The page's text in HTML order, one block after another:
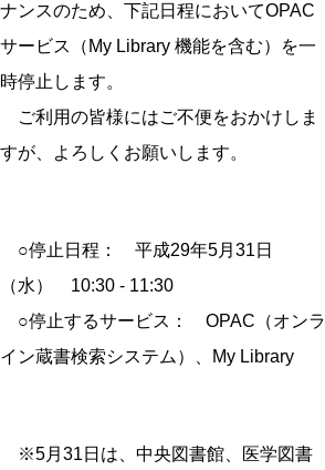
ナンスのため、下記日程においてOPAC
サービス（My Library 機能を含む）を一
時停止します。
ご利用の皆様にはご不便をおかけしま
すが、よろしくお願いします。
○停止日程： 平成29年5月31日
（水） 10:30 - 11:30
○停止するサービス： OPAC（オンラ
イン蔵書検索システム）、My Library
※5月31日は、中央図書館、医学図書